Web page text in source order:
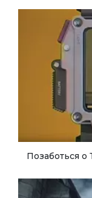
Позаботься о